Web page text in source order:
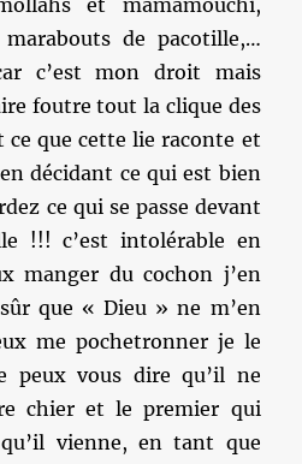
et mamamouchi,
de pacotille,…
c’est mon droit mais
foutre tout la clique des
que cette lie raconte et
décidant ce qui est bien
ce qui se passe devant
!!! c’est intolérable en
manger du cochon j’en
que « Dieu » ne m’en
me pochetronner je le
peux vous dire qu’il ne
chier et le premier qui
qu’il vienne, en tant que